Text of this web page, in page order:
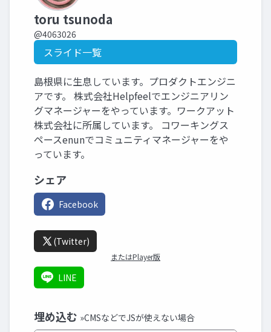
toru tsunoda
@4063026
スライド一覧
島根県に生息しています。プロダクトエンジニ
アです。 株式会社Helpfeelでエンジニアリン
グマネージャーをやっています。ワークアット
株式会社に所属しています。 コワーキングス
ペースenunでコミュニティマネージャーをや
っています。
シェア
Facebook
(Twitter)
またはPlayer版
LINE
埋め込む »CMSなどでJSが使えない場合